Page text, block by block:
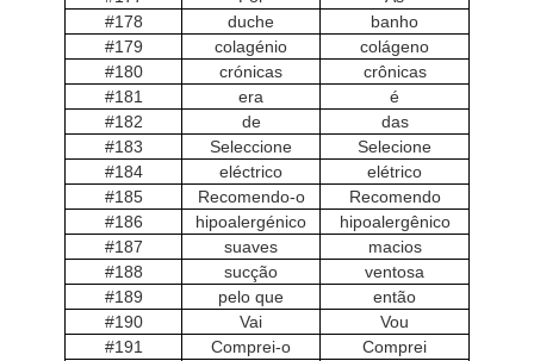
#178
duche
banho
#179
colagénio
colágeno
#180
crónicas
crônicas
#181
era
é
#182
de
das
#183
Seleccione
Selecione
#184
eléctrico
elétrico
#185
Recomendo-o
Recomendo
#186
hipoalergénico
hipoalergênico
#187
suaves
macios
#188
sucção
ventosa
#189
pelo que
então
#190
Vai
Vou
#191
Comprei-o
Comprei